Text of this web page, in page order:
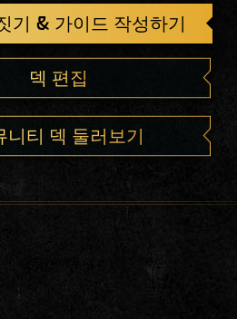
기 & 가이드 작성하기
덱 편집
니티 덱 둘러보기